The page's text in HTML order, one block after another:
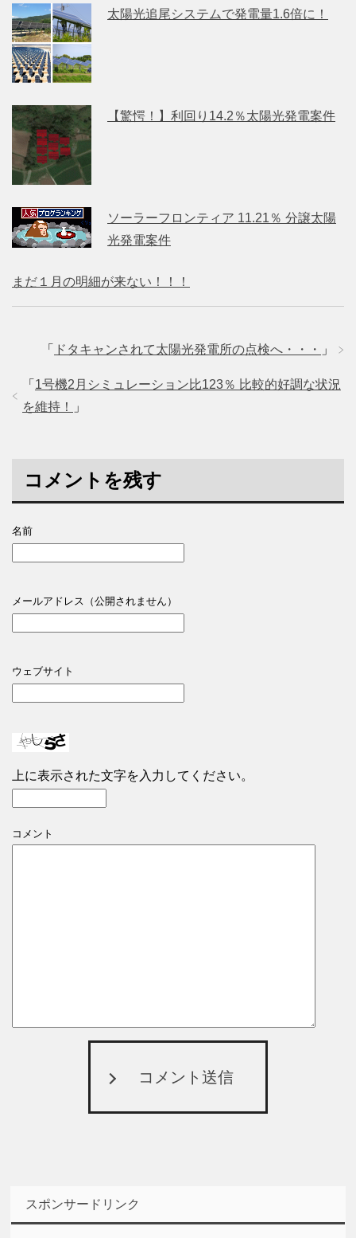
太陽光追尾システムで発電量1.6倍に！
【驚愕！】利回り14.2％太陽光発電案件
ソーラーフロンティア 11.21％ 分譲太陽
光発電案件
まだ１月の明細が来ない！！！
「 ドタキャンされて太陽光発電所の点検へ・・・ 」
「 1号機2月シミュレーション比123％ 比較的好調な状況
を維持！
」
コメントを残す
名前
メールアドレス（公開されません）
ウェブサイト
上に表示された文字を入力してください。
コメント
コメント送信
スポンサードリンク